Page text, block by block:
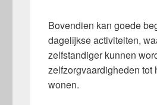
Bovendien kan goede
dagelijkse activiteiten,
zelfstandiger kunnen
zelfzorgvaardigheden tot
wonen.